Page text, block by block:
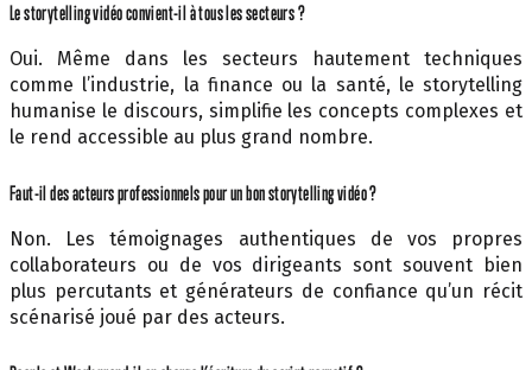
Le storytelling vidéo convient-il à tous les secteurs ?
Oui. Même dans les secteurs hautement techniques
comme l’industrie, la finance ou la santé, le storytelling
humanise le discours, simplifie les concepts complexes et
le rend accessible au plus grand nombre.
Faut-il des acteurs professionnels pour un bon storytelling vidéo ?
Non. Les témoignages authentiques de vos propres
collaborateurs ou de vos dirigeants sont souvent bien
plus percutants et générateurs de confiance qu’un récit
scénarisé joué par des acteurs.